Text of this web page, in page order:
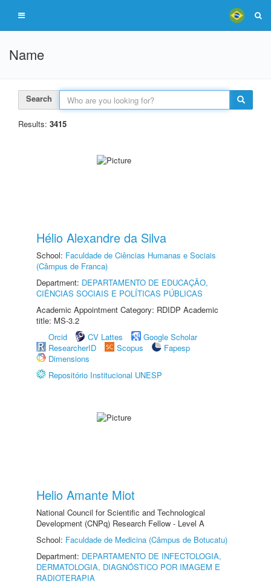
Name
Search
Results: 3415
Hélio Alexandre da Silva
School: Faculdade de Ciências Humanas e Sociais
(Câmpus de Franca)
Department: DEPARTAMENTO DE EDUCAÇÃO,
CIÊNCIAS SOCIAIS E POLÍTICAS PÚBLICAS
Academic Appointment Category: RDIDP Academic
title: MS-3.2
Orcid
CV Lattes
Google Scholar
ResearcherID
Scopus
Fapesp
Dimensions
Repositório Institucional UNESP
Helio Amante Miot
National Council for Scientific and Technological
Development (CNPq) Research Fellow - Level A
School: Faculdade de Medicina (Câmpus de Botucatu)
Department: DEPARTAMENTO DE INFECTOLOGIA,
DERMATOLOGIA, DIAGNÓSTICO POR IMAGEM E
RADIOTERAPIA